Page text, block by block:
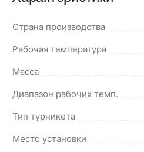
Страна производства
Рабочая температура
Масса
Диапазон рабочих темп.
Тип турникета
Место установки